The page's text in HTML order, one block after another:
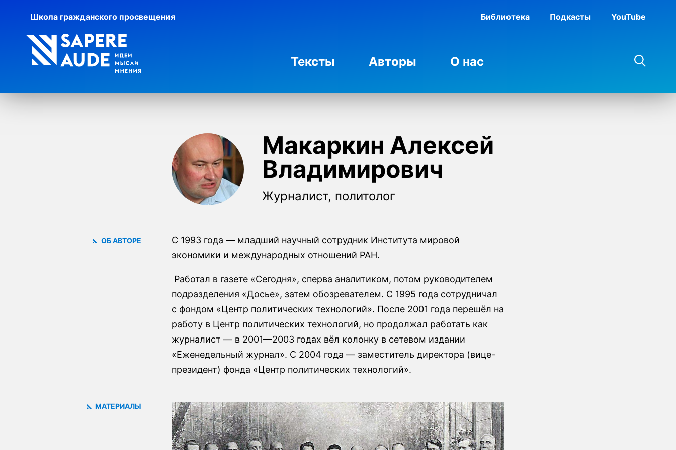
Школа гражданского просвещения Библиотека Подкасты YouTube
Тексты Авторы О нас
Макаркин Алексей
Владимирович
Журналист, политолог
ОБ АВТОРЕ
С 1993 года — младший научный сотрудник Института мировой
экономики и международных отношений РАН.
Работал в газете «Сегодня», сперва аналитиком, потом руководителем
подразделения «Досье», затем обозревателем. С 1995 года сотрудничал
с фондом «Центр политических технологий». После 2001 года перешёл на
работу в Центр политических технологий, но продолжал работать как
журналист — в 2001—2003 годах вёл колонку в сетевом издании
«Еженедельный журнал». С 2004 года — заместитель директора (вице-
президент) фонда «Центр политических технологий».
МАТЕРИАЛЫ